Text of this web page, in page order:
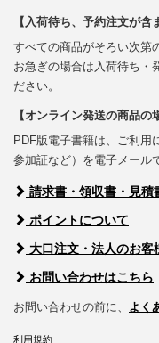
【入荷待ち、予約注文が含
すべての商品がそろい次第
お急ぎの場合は入荷待ち・
ださい。
【オンライン発送の商品の
PDF版電子書籍は、ご利用
参加証など）を電子メール
請求書・領収書・見積
ポイントについて
大口注文・法人のお客
お問い合わせはこちら
お問い合わせの前に、 よく
利用規約